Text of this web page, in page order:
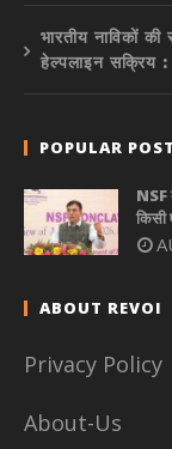
भारतीय नाविकों
हेल्पलाइन सक्रिय
POPULAR
NSF
किसी
ABOUT REVOI
Privacy Policy
About-Us